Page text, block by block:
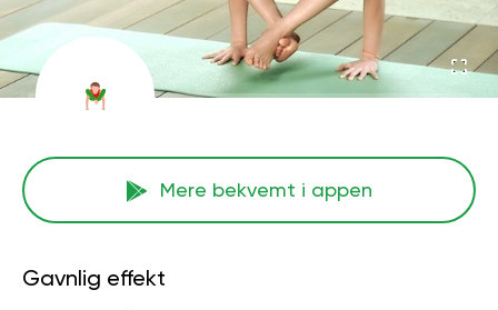
Mere bekvemt i appen
Gavnlig effekt